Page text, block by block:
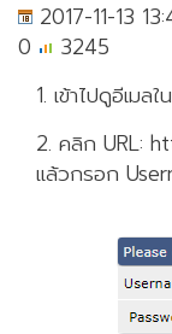
2017-11-13
0
3245
1. เข้าไปดูอีเมล
2. คลิก URL:
แล้วกรอก